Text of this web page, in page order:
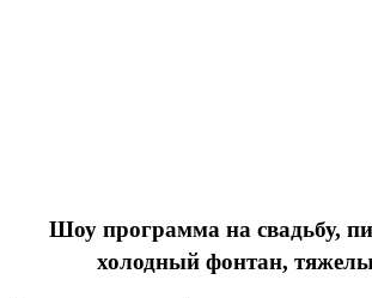
Шоу программа на свадьбу,
холодный фонтан,